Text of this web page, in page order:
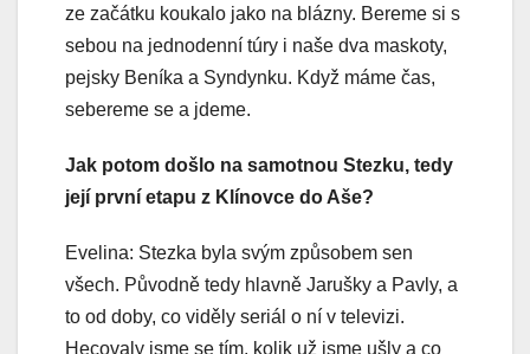
ze začátku koukalo jako na blázny. Bereme si s
sebou na jednodenní túry i naše dva maskoty,
pejsky Beníka a Syndynku. Když máme čas,
sebereme se a jdeme.
Jak potom došlo na samotnou Stezku, tedy
její první etapu z Klínovce do Aše?
Evelina: Stezka byla svým způsobem sen
všech. Původně tedy hlavně Jarušky a Pavly, a
to od doby, co viděly seriál o ní v televizi.
Hecovaly jsme se tím, kolik už jsme ušly a co